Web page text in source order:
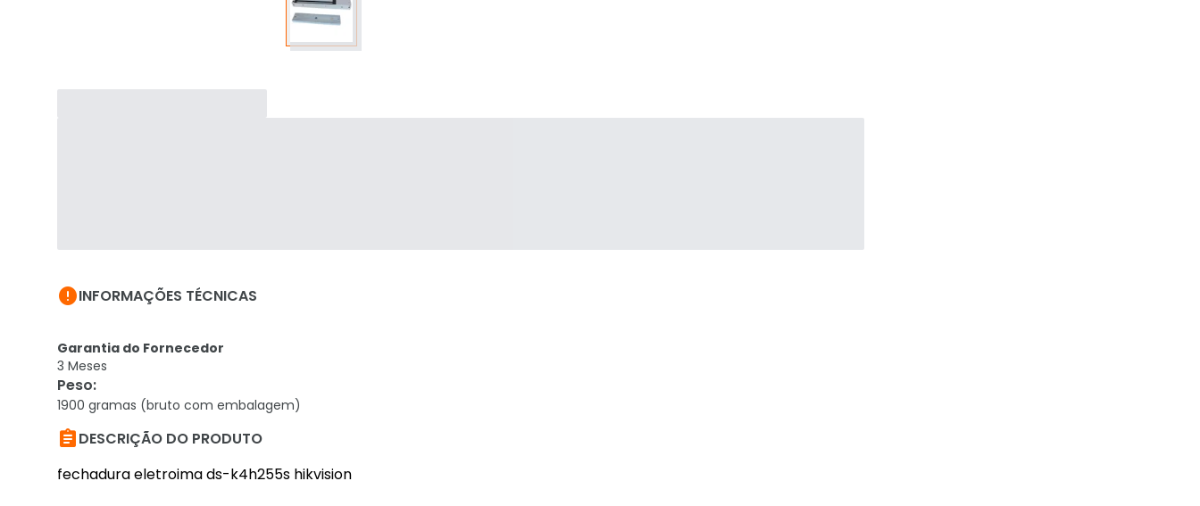
INFORMAÇÕES TÉCNICAS
Garantia do Fornecedor
3 Meses
Peso:
1900 gramas (bruto com embalagem)
DESCRIÇÃO DO PRODUTO
fechadura eletroima ds-k4h255s hikvision